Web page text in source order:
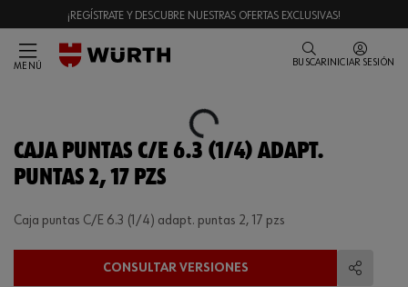
¡REGÍSTRATE Y DESCUBRE NUESTRAS OFERTAS EXCLUSIVAS!
MENÚ BUSCAR INICIAR SESIÓN
Loading...
CAJA PUNTAS C/E 6.3 (1/4) ADAPT.
PUNTAS 2, 17 PZS
Caja puntas C/E 6.3 (1/4) adapt. puntas 2, 17 pzs
CONSULTAR VERSIONES